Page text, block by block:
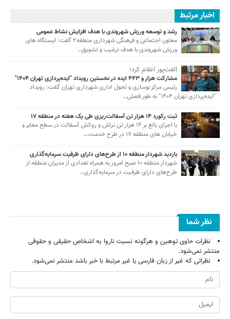
اخبار مرتبط
رشد و توسعه ورزش شهروندی با هدف افزایش نشاط عمومی
معاون اجتماعی و فرهنگی شهرداری منطقه۲ گفت: ایستگاه های
ورزش شهروندی با هدف ترغیب و تشویق…
الفت‌پور اعلام کرد؛
مشارکت هزار و ۴۴۳ ایده در نخستین رویداد "ایده‌پردازی تهران ۱۴۰۴"
رئیس مرکز نوسازی و تحول اداری شهرداری تهران گفت: رویداد
"ایده‌پردازی تهران ۱۴۰۴" به طور فصلی…
ثبت رکورد ۱۴ هزار تن آسفالت‌ریزی طی یک هفته در منطقه ۱۷
با اجرای بالغ بر ۱۴ هزار تن تراش و روکش آسفالت در سطح معابر و
خیابان های منطقه ۱۷ در طرح خدمت،…
بازدید شهردار منطقه ۱۰ از طرح‌های دارای ظرفیت سرمایه‌گذاری
شهردار منطقه ۱۰ صبح امروز به همراه تعدادی از مدیران منطقه از
طرح‌های دارای ظرفیت در سرمایه‌گذاری…
نظر شما
نظرات حاوی توهین و هرگونه نسبت ناروا به اشخاص حقیقی و حقوقی
منتشر نمی‌شود.
نظراتی که غیر از زبان فارسی یا غیر مرتبط با خبر باشد منتشر نمی‌شود.